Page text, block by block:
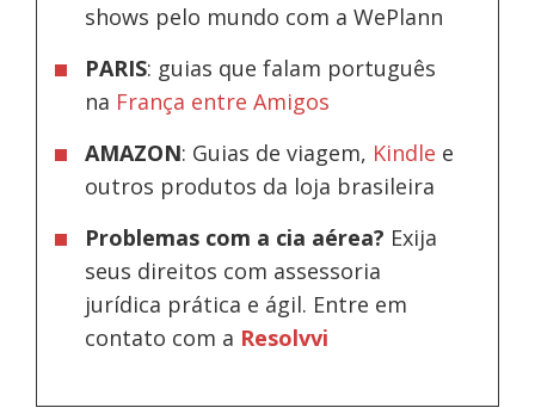
shows pelo mundo com a WePlann
PARIS: guias que falam português
na França entre Amigos
AMAZON: Guias de viagem, Kindle e
outros produtos da loja brasileira
Problemas com a cia aérea? Exija
seus direitos com assessoria
jurídica prática e ágil. Entre em
contato com a Resolvvi